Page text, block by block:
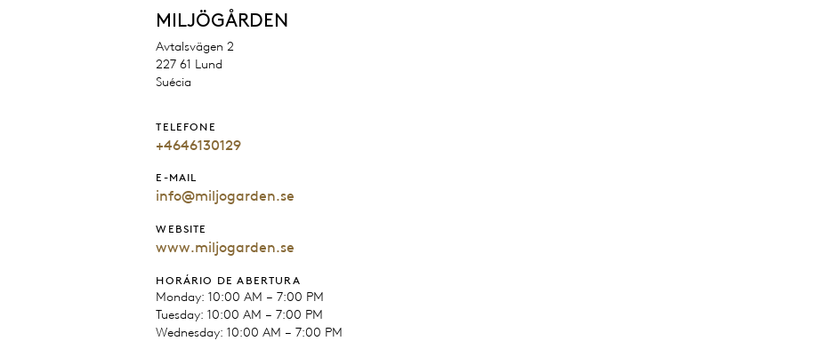
MILJÖGÅRDEN
Avtalsvägen 2
227 61 Lund
Suécia
TELEFONE
+4646130129
E-MAIL
info@miljogarden.se
WEBSITE
www.miljogarden.se
HORÁRIO DE ABERTURA
Monday: 10:00 AM – 7:00 PM
Tuesday: 10:00 AM – 7:00 PM
Wednesday: 10:00 AM – 7:00 PM